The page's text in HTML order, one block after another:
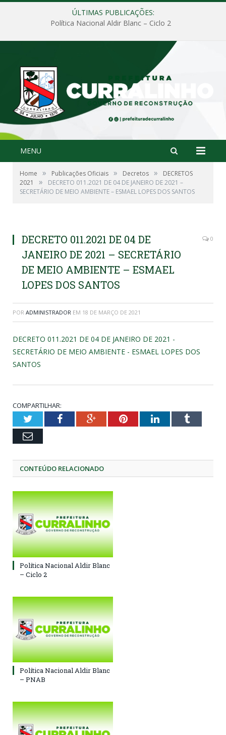
ÚLTIMAS PUBLICAÇÕES:
Política Nacional Aldir Blanc – Ciclo 2
MENU
Home » Publicações Oficiais » Decretos »
DECRETOS
2021
»
DECRETO 011.2021 DE 04 DE JANEIRO DE 2021 –
SECRETÁRIO DE MEIO AMBIENTE – ESMAEL LOPES DOS SANTOS
DECRETO 011.2021 DE 04 DE
JANEIRO DE 2021 – SECRETÁRIO
DE MEIO AMBIENTE – ESMAEL
LOPES DOS SANTOS
0
POR ADMINISTRADOR EM 18 DE MARÇO DE 2021
DECRETO 011.2021 DE 04 DE JANEIRO DE 2021 -
SECRETÁRIO DE MEIO AMBIENTE - ESMAEL LOPES DOS
SANTOS
COMPARTILHAR:
TwitterFacebookGoogle+PinterestLinkedInTumblr
Email
CONTEÚDO RELACIONADO
Política Nacional Aldir Blanc
– Ciclo 2
Política Nacional Aldir Blanc
– PNAB